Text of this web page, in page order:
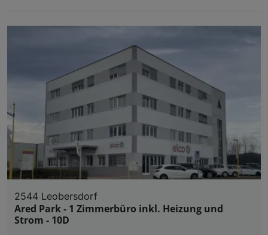
2544 Leobersdorf
Ared Park - 1 Zimmerbüro inkl. Heizung und
Strom - 10D